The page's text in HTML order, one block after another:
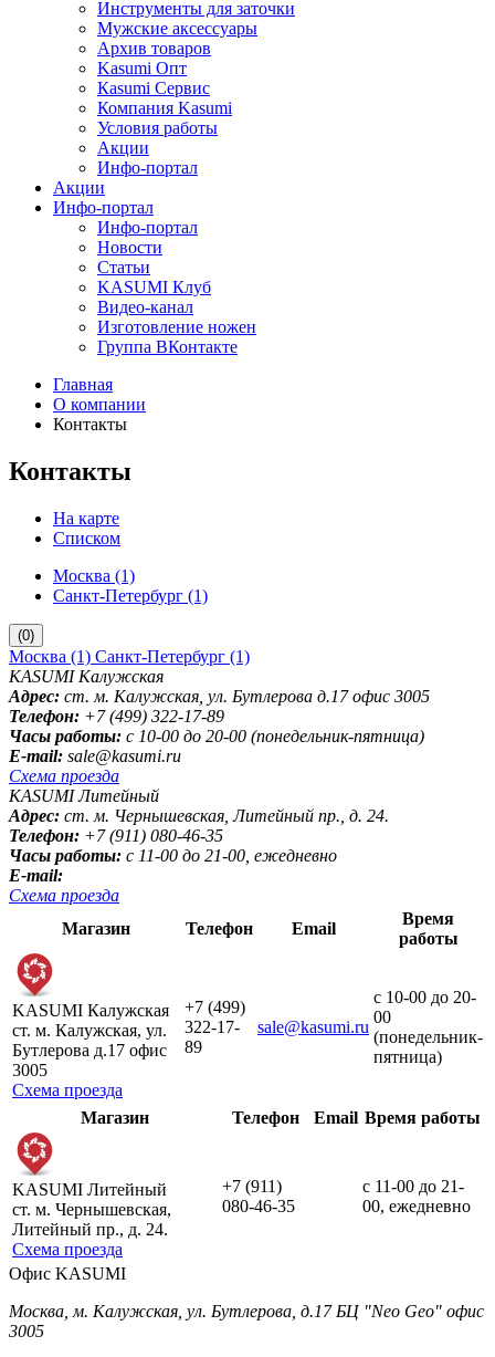
Инструменты для заточки
Мужские аксессуары
Архив товаров
Kasumi Опт
Кasumi Сервис
Компания Kasumi
Условия работы
Акции
Инфо-портал
Акции
Инфо-портал
Инфо-портал
Новости
Статьи
KASUMI Клуб
Видео-канал
Изготовление ножен
Группа ВКонтакте
Главная
О компании
Контакты
Контакты
На карте
Списком
Москва (1)
Санкт-Петербург (1)
(0)
Москва (1) Санкт-Петербург (1)
KASUMI Калужская
Адрес: ст. м. Калужская, ул. Бутлерова д.17 офис 3005
Телефон: +7 (499) 322-17-89
Часы работы: с 10-00 до 20-00 (понедельник-пятница)
E-mail: sale@kasumi.ru
Схема проезда
KASUMI Литейный
Адрес: ст. м. Чернышевская, Литейный пр., д. 24.
Телефон: +7 (911) 080-46-35
Часы работы: с 11-00 до 21-00, ежедневно
E-mail:
Схема проезда
Магазин
Телефон Email
Время
работы
KASUMI Калужская
ст. м. Калужская, ул.
Бутлерова д.17 офис
3005
Схема проезда
+7 (499)
322-17-
89
sale@kasumi.ru
с 10-00 до 20-
00
(понедельник-
пятница)
Магазин Телефон Email Время работы
KASUMI Литейный
ст. м. Чернышевская,
Литейный пр., д. 24.
Схема проезда
+7 (911)
080-46-35
с 11-00 до 21-
00, ежедневно
Офис KASUMI
Москва, м. Калужская, ул. Бутлерова, д.17 БЦ "Neo Geo" офис
3005